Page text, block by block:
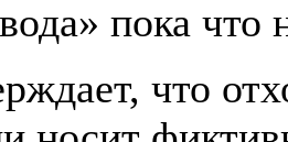
пока что
что